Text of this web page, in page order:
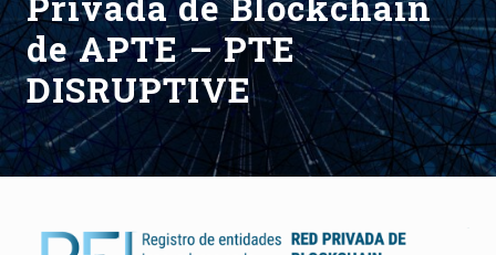
de APTE – PTE
DISRUPTIVE